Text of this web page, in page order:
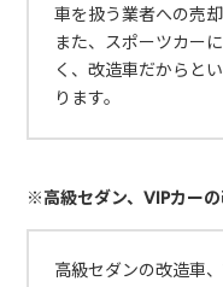
車を扱う業者への売
また、スポーツカー
く、改造車だからと
ります。
※高級セダン、VIPカー
高級セダンの改造車